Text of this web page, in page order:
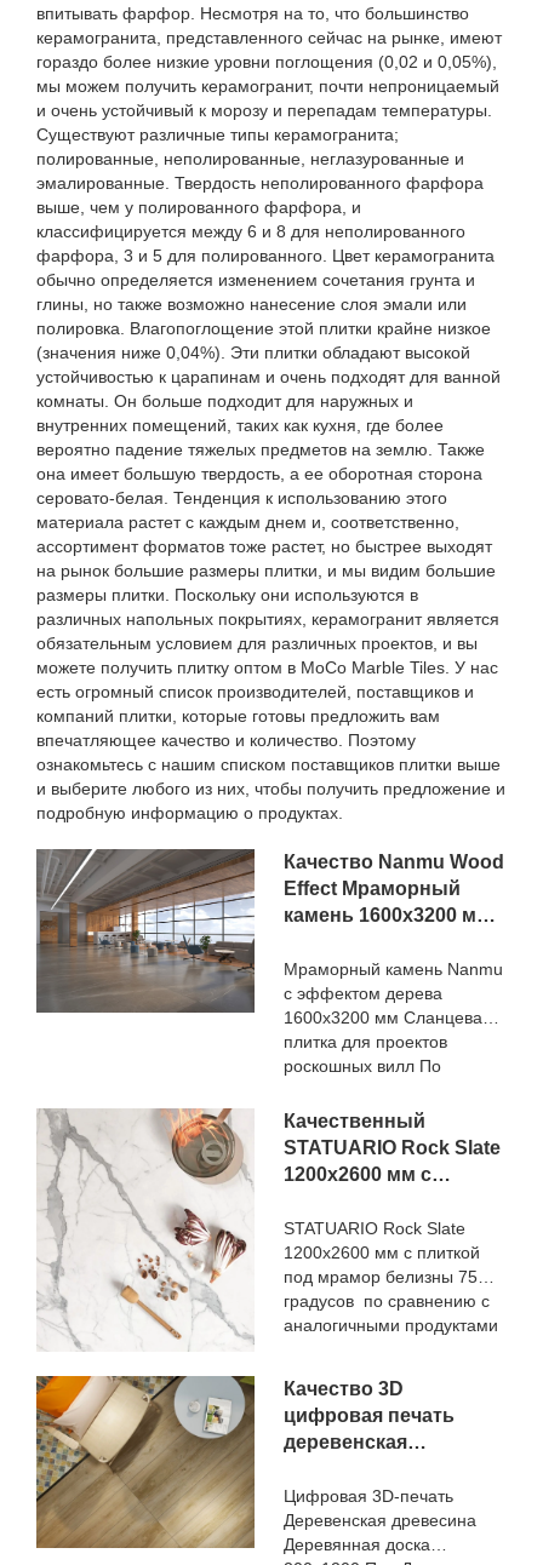
впитывать фарфор. Несмотря на то, что большинство
керамогранита, представленного сейчас на рынке, имеют
гораздо более низкие уровни поглощения (0,02 и 0,05%),
мы можем получить керамогранит, почти непроницаемый
и очень устойчивый к морозу и перепадам температуры.
Существуют различные типы керамогранита;
полированные, неполированные, неглазурованные и
эмалированные. Твердость неполированного фарфора
выше, чем у полированного фарфора, и
классифицируется между 6 и 8 для неполированного
фарфора, 3 и 5 для полированного. Цвет керамогранита
обычно определяется изменением сочетания грунта и
глины, но также возможно нанесение слоя эмали или
полировка. Влагопоглощение этой плитки крайне низкое
(значения ниже 0,04%). Эти плитки обладают высокой
устойчивостью к царапинам и очень подходят для ванной
комнаты. Он больше подходит для наружных и
внутренних помещений, таких как кухня, где более
вероятно падение тяжелых предметов на землю. Также
она имеет большую твердость, а ее оборотная сторона
серовато-белая. Тенденция к использованию этого
материала растет с каждым днем ​​и, соответственно,
ассортимент форматов тоже растет, но быстрее выходят
на рынок большие размеры плитки, и мы видим большие
размеры плитки. Поскольку они используются в
различных напольных покрытиях, керамогранит является
обязательным условием для различных проектов, и вы
можете получить плитку оптом в MoCo Marble Tiles. У нас
есть огромный список производителей, поставщиков и
компаний плитки, которые готовы предложить вам
впечатляющее качество и количество. Поэтому
ознакомьтесь с нашим списком поставщиков плитки выше
и выберите любого из них, чтобы получить предложение и
подробную информацию о продуктах.
Качество Nanmu Wood
Effect Мраморный
камень 1600x3200 мм
проектов роскошных
вилл Производитель
Мраморный камень Nanmu
с эффектом дерева
1600x3200 мм Сланцевая
плитка для проектов
роскошных вилл По
продуктами на рынке, она
обладает несравненными
выдающимися
преимуществами с точки
производительности,
качества, внешнего вида и
т. Д. И пользуется хорошей
репутацией на рынке.
Поверхности MoCo&
дефекты прошлых
продуктов и постоянно их
улучшает. Спецификации
сланцевой плитки Nanmu
1600x3200 мм для
проектов роскошных вилл
могут быть изменены в
Качественный
STATUARIO Rock Slate
1200x2600 мм с
градусной плитки под
мрамор
Производитель
STATUARIO Rock Slate
1200x2600 мм с плиткой
под мрамор белизны 75
градусов по сравнению с
аналогичными продуктами
выдающиеся
преимущества с точки
зрения
качества, внешнего вида и
т. д. и пользуется хорошей
репутацией на рынке.
Качество 3D
цифровая печать
деревенская
деревянная доска вид
200x1200 напольная
деревянная плитка
Цифровая 3D-печать
Деревенская древесина
Деревянная доска